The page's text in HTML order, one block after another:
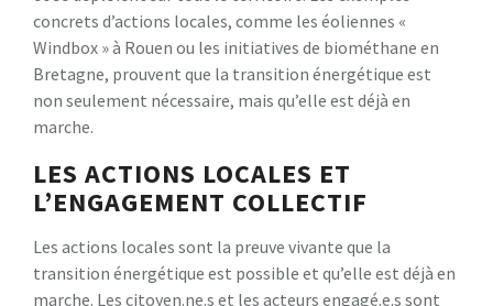
concrets d’actions locales, comme les éoliennes «
Windbox » à Rouen ou les initiatives de biométhane en
Bretagne, prouvent que la transition énergétique est
non seulement nécessaire, mais qu’elle est déjà en
marche.
LES ACTIONS LOCALES ET
L’ENGAGEMENT COLLECTIF
Les actions locales sont la preuve vivante que la
transition énergétique est possible et qu’elle est déjà en
marche. Les citoyen.ne.s et les acteurs engagé.e.s sont